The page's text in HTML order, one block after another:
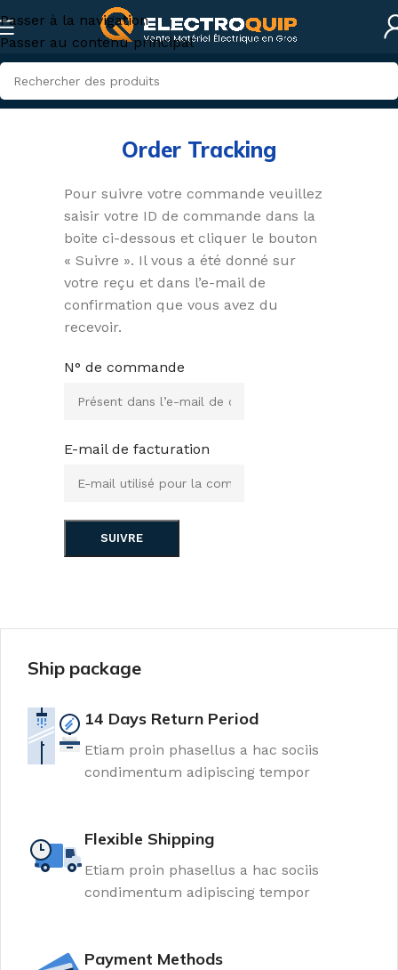
Passer à la navigation
Passer au contenu principal
Order Tracking
Pour suivre votre commande veuillez
saisir votre ID de commande dans la
boite ci-dessous et cliquer le bouton
« Suivre ». Il vous a été donné sur
votre reçu et dans l’e-mail de
confirmation que vous avez du
recevoir.
N° de commande
E-mail de facturation
SUIVRE
Ship package
14 Days Return Period
Etiam proin phasellus a hac sociis
condimentum adipiscing tempor
Flexible Shipping
Etiam proin phasellus a hac sociis
condimentum adipiscing tempor
Payment Methods